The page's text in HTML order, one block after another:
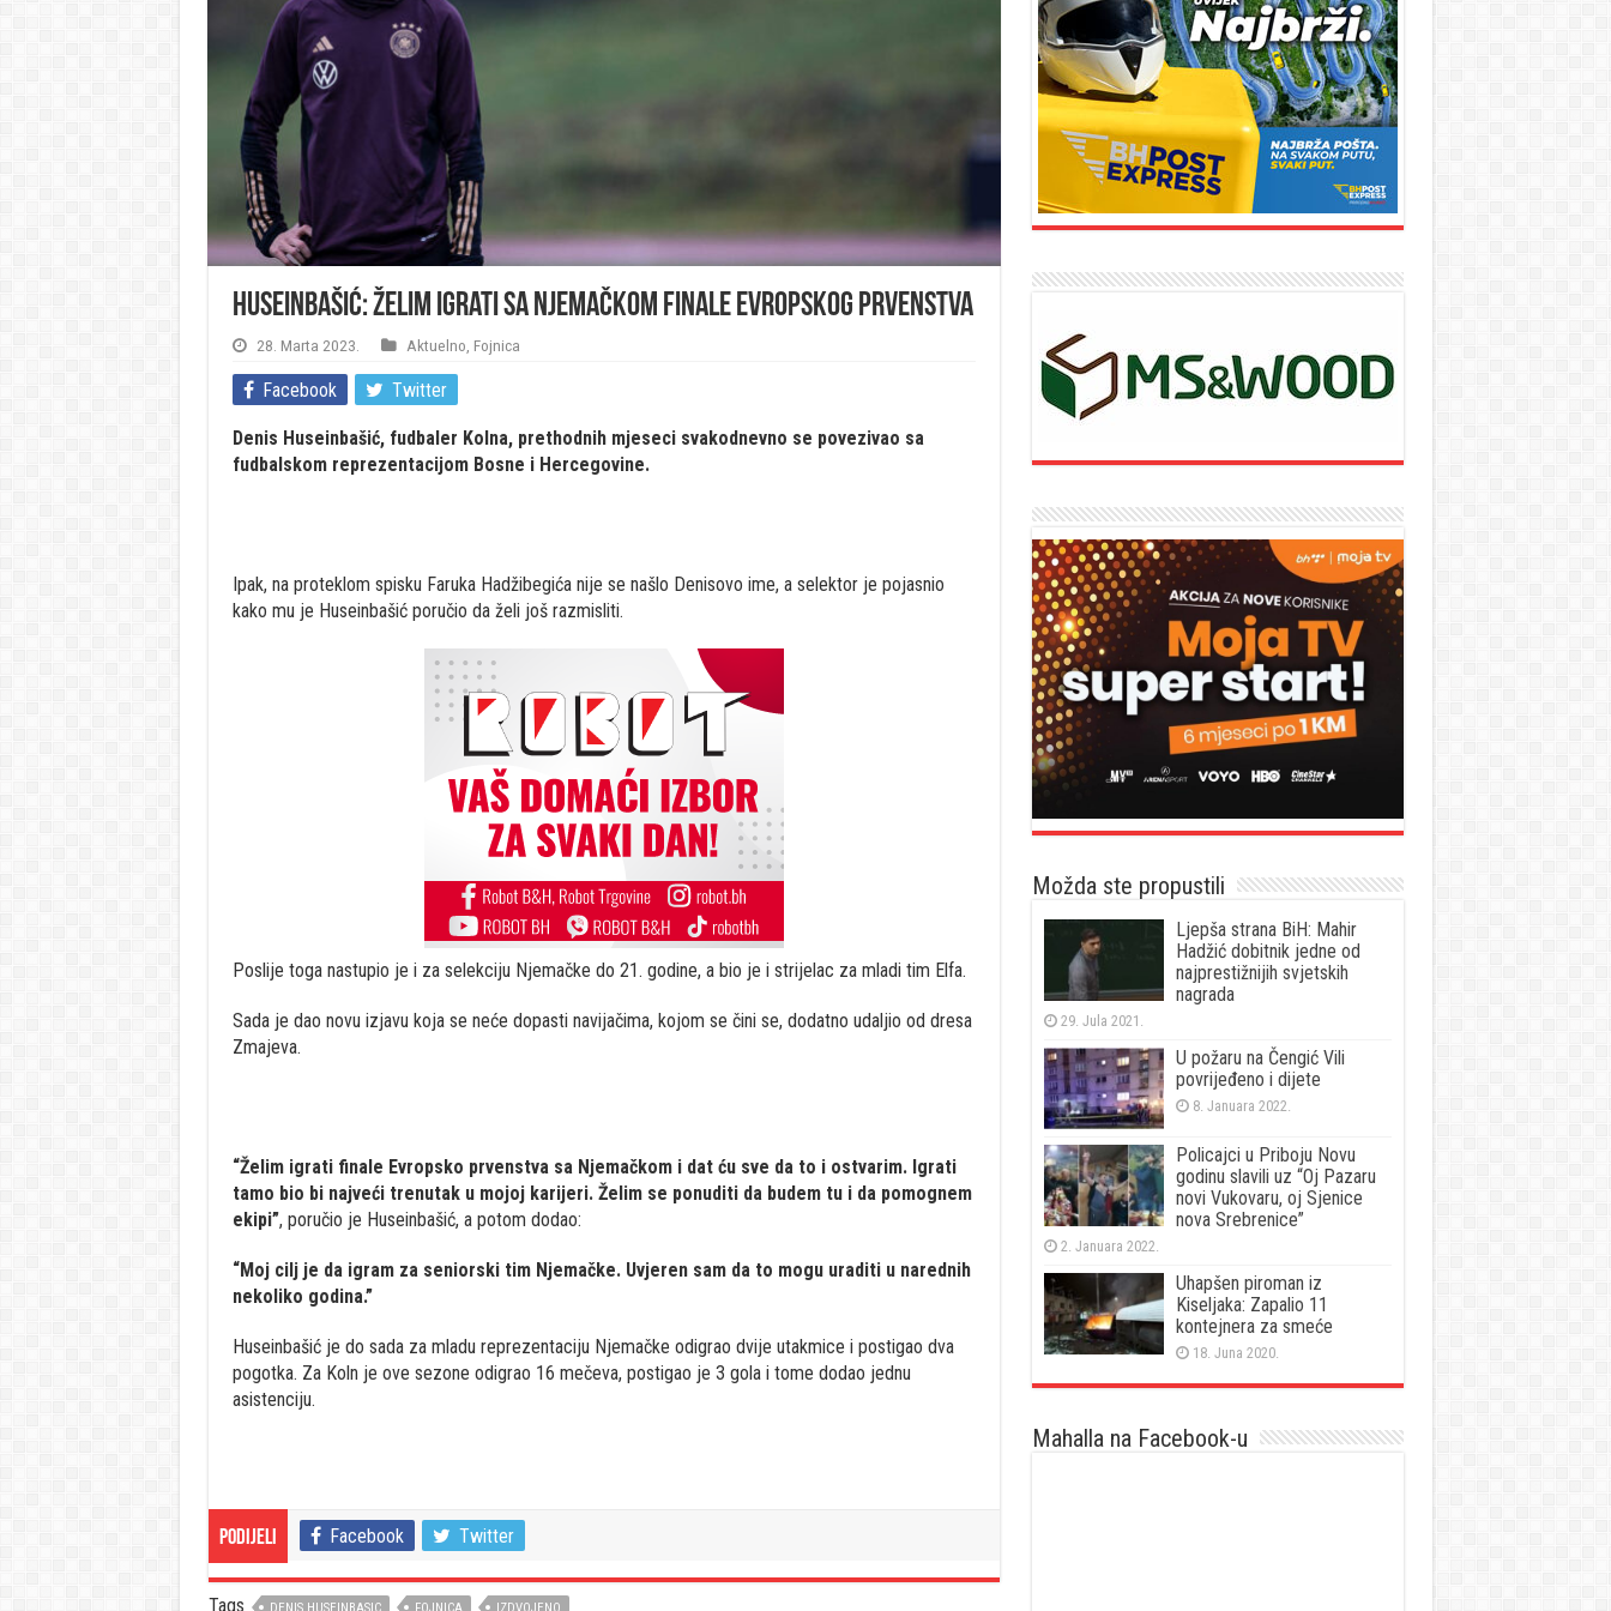
Huseinbašić: Želim igrati sa Njemačkom finale Evropskog prvenstva
28. Marta 2023. Aktuelno Fojnica
Facebook Twitter
Denis Huseinbašić, fudbaler Kolna, prethodnih mjeseci svakodnevno se povezivao sa
fudbalskom reprezentacijom Bosne i Hercegovine.
Ipak, na proteklom spisku Faruka Hadžibegića nije se našlo Denisovo ime, a selektor je pojasnio
kako mu je Huseinbašić poručio da želi još razmisliti.
Poslije toga nastupio je i za selekciju Njemačke do 21. godine, a bio je i strijelac za mladi tim Elfa.
Sada je dao novu izjavu koja se neće dopasti navijačima, kojom se čini se, dodatno udaljio od dresa
Zmajeva.
“Želim igrati finale Evropsko prvenstva sa Njemačkom i dat ću sve da to i ostvarim. Igrati
tamo bio bi najveći trenutak u mojoj karijeri. Želim se ponuditi da budem tu i da pomognem
ekipi”, poručio je Huseinbašić, a potom dodao:
“Moj cilj je da igram za seniorski tim Njemačke. Uvjeren sam da to mogu uraditi u narednih
nekoliko godina.”
Huseinbašić je do sada za mladu reprezentaciju Njemačke odigrao dvije utakmice i postigao dva
pogotka. Za Koln je ove sezone odigrao 16 mečeva, postigao je 3 gola i tome dodao jednu
asistenciju.
Podijeli Facebook Twitter
Tags
Možda ste propustili
Ljepša strana BiH: Mahir
Hadžić dobitnik jedne od
najprestižnijih svjetskih
nagrada
29. Jula 2021.
U požaru na Čengić Vili
povrijeđeno i dijete
8. Januara 2022.
Policajci u Priboju Novu
godinu slavili uz “Oj Pazaru
novi Vukovaru, oj Sjenice
nova Srebrenice”
2. Januara 2022.
Uhapšen piroman iz
Kiseljaka: Zapalio 11
kontejnera za smeće
18. Juna 2020.
Mahalla na Facebook-u